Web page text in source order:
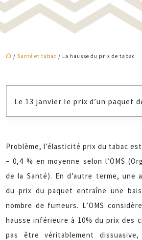
/ Santé et tabac / La hausse du prix de tabac
Le 13 janvier le prix d’un paquet
Problème, l’élasticité prix du tabac
– 0,4 % en moyenne selon l’OMS
de la Santé). En d’autre terme, une
du prix du paquet entraîne une
nombre de fumeurs. L’OMS
hausse inférieure à 10% du prix des
pas être véritablement